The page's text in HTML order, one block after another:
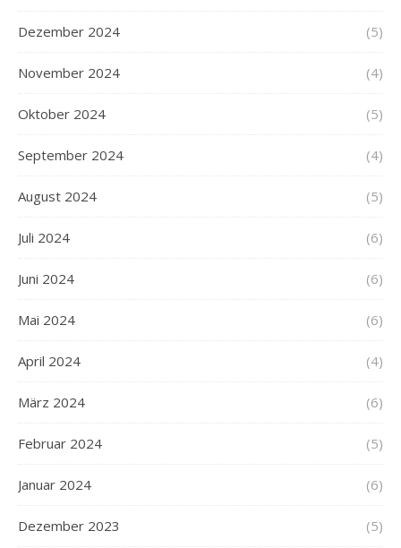
Dezember 2024 (5)
November 2024 (4)
Oktober 2024 (5)
September 2024 (4)
August 2024 (5)
Juli 2024 (6)
Juni 2024 (6)
Mai 2024 (6)
April 2024 (4)
März 2024 (6)
Februar 2024 (5)
Januar 2024 (6)
Dezember 2023 (5)